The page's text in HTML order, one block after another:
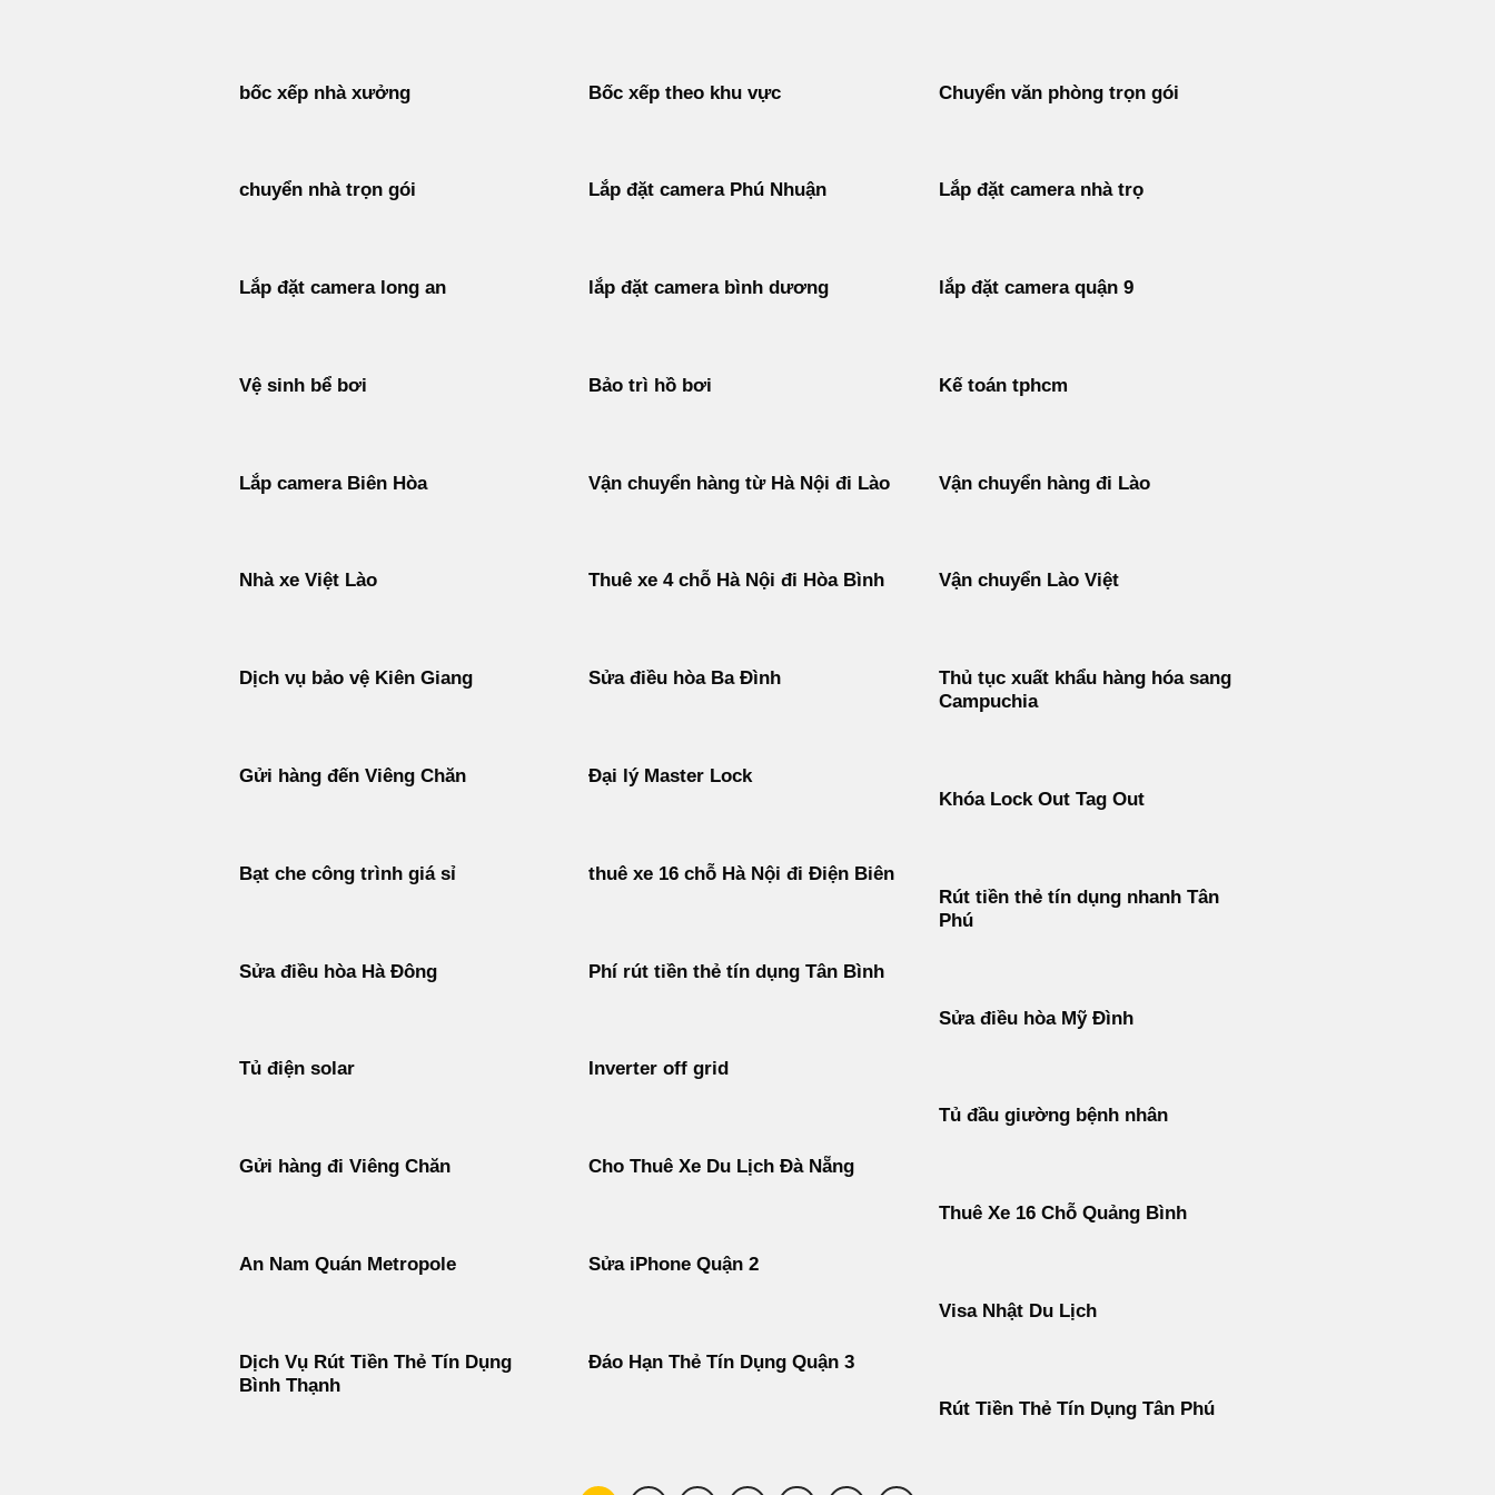
bốc xếp nhà xưởng Bốc xếp theo khu vực Chuyển văn phòng trọn gói
chuyển nhà trọn gói Lắp đặt camera Phú Nhuận Lắp đặt camera nhà trọ
Lắp đặt camera long an lắp đặt camera bình dương lắp đặt camera quận 9
Vệ sinh bể bơi Bảo trì hồ bơi Kế toán tphcm
Lắp camera Biên Hòa Vận chuyển hàng từ Hà Nội đi Lào Vận chuyển hàng đi Lào
Nhà xe Việt Lào Thuê xe 4 chỗ Hà Nội đi Hòa Bình Vận chuyển Lào Việt
Dịch vụ bảo vệ Kiên Giang Sửa điều hòa Ba Đình
Thủ tục xuất khẩu hàng hóa sang
Campuchia
Gửi hàng đến Viêng Chăn
Đại lý Master Lock
Khóa Lock Out Tag Out
Bạt che công trình giá sỉ
thuê xe 16 chỗ Hà Nội đi Điện Biên
Rút tiền thẻ tín dụng nhanh Tân
Phú
Sửa điều hòa Hà Đông Phí rút tiền thẻ tín dụng Tân Bình
Sửa điều hòa Mỹ Đình
Tủ điện solar Inverter off grid
Tủ đầu giường bệnh nhân
Gửi hàng đi Viêng Chăn Cho Thuê Xe Du Lịch Đà Nẵng
Thuê Xe 16 Chỗ Quảng Bình
An Nam Quán Metropole Sửa iPhone Quận 2
Visa Nhật Du Lịch
Dịch Vụ Rút Tiền Thẻ Tín Dụng
Bình Thạnh
Đáo Hạn Thẻ Tín Dụng Quận 3
Rút Tiền Thẻ Tín Dụng Tân Phú